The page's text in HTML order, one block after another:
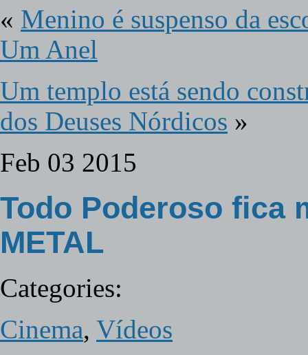
« Menino é suspenso da
Um Anel
Um templo está sendo
dos Deuses Nórdicos »
Feb 03 2015
Todo Poderoso fica
METAL
Categories:
Cinema, Vídeos